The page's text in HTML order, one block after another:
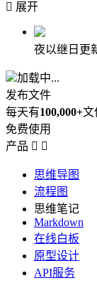
 展开
夜以继日更
加载中...
发布文件
每天有100,000+文
免费使用
产品  
思维导图
流程图
思维笔记
Markdown
在线白板
原型设计
API服务